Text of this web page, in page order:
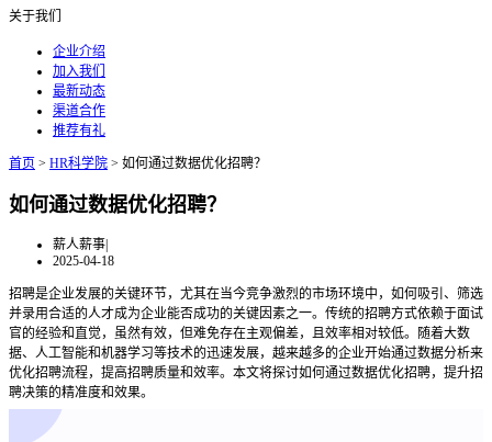
关于我们
企业介绍
加入我们
最新动态
渠道合作
推荐有礼
首页 > HR科学院 > 如何通过数据优化招聘？
如何通过数据优化招聘？
薪人薪事|
2025-04-18
招聘是企业发展的关键环节，尤其在当今竞争激烈的市场环境中，如何吸引、筛选
并录用合适的人才成为企业能否成功的关键因素之一。传统的招聘方式依赖于面试
官的经验和直觉，虽然有效，但难免存在主观偏差，且效率相对较低。随着大数
据、人工智能和机器学习等技术的迅速发展，越来越多的企业开始通过数据分析来
优化招聘流程，提高招聘质量和效率。本文将探讨如何通过数据优化招聘，提升招
聘决策的精准度和效果。